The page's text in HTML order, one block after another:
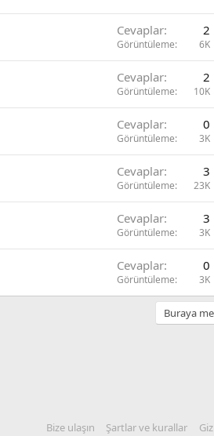
l
Cevaplar 2
Görüntüleme 6K
Cevaplar 2
Görüntüleme 10K
Cevaplar 0
Görüntüleme 3K
Cevaplar 3
Görüntüleme 23K
Cevaplar 3
Görüntüleme 3K
Cevaplar 0
Görüntüleme 3K
Buraya
Bize ulaşın Şartlar ve kurallar